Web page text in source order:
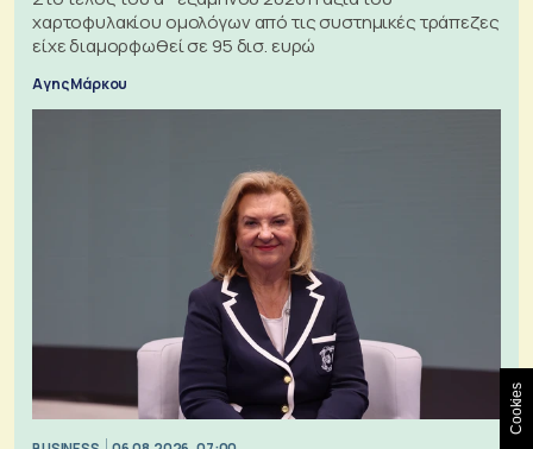
χαρτοφυλακίου ομολόγων από τις συστημικές τράπεζες
είχε διαμορφωθεί σε 95 δισ. ευρώ
Αγης Μάρκου
Cookies